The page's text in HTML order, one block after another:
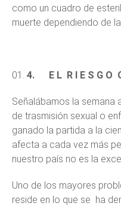
como un cuadro de
muerte dependiendo de
4. E L R I E S G O
Señalábamos la semana
de trasmisión sexual o
ganado la partida a la
afecta a cada vez más
nuestro país no es la
Uno de los mayores
reside en lo que se ha